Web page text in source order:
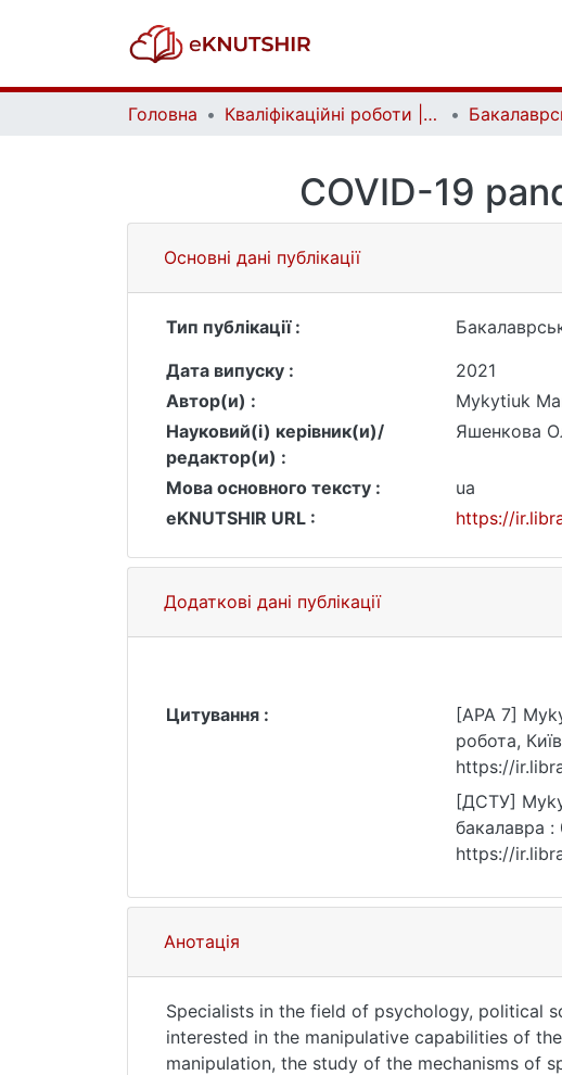
Головна Кваліфікаційні роботи | Qualifying works
COVID-19
Основні дані публікації
Тип публікації :
Дата випуску :
2021
Автор(и) :
Mykytiuk
Науковий(і) керівник(и)/
редактор(и) :
Яшенкова
Мова основного тексту :
ua
eKNUTSHIR URL :
https://
Додаткові дані публікації
Цитування :
[APA 7]
робота,
https://
[ДСТУ]
бакалавра :
https://
Анотація
Specialists in the field of psychology, political
interested in the manipulative capabilities of
manipulation, the study of the mechanisms of